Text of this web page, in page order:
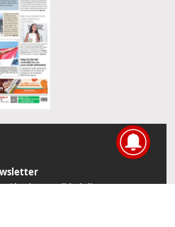
de actualidad directamente en